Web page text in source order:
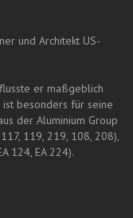
und Architekt US-
er maßgeblich
ist besonders für seine
der Aluminium Group
119, 219, 108, 208),
124, EA 224).